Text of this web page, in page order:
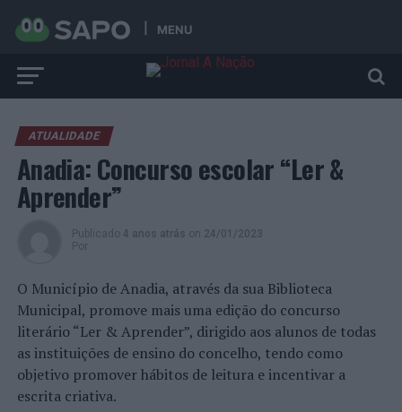
MENU
ATUALIDADE
Anadia: Concurso escolar “Ler &
Aprender”
Publicado 4 anos atrás on 24/01/2023
Por
O Município de Anadia, através da sua Biblioteca
Municipal, promove mais uma edição do concurso
literário “Ler & Aprender”, dirigido aos alunos de todas
as instituições de ensino do concelho, tendo como
objetivo promover hábitos de leitura e incentivar a
escrita criativa.